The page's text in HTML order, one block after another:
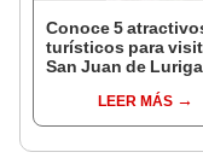
Conoce 5
turísticos para
San Juan de
LEER MÁS